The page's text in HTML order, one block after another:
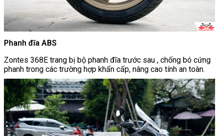
Phanh đĩa ABS
Zontes 368E trang bị bộ phanh đĩa trước sau , chống bó cứng
phanh trong các trường hợp khẩn cấp, nâng cao tính an toàn.